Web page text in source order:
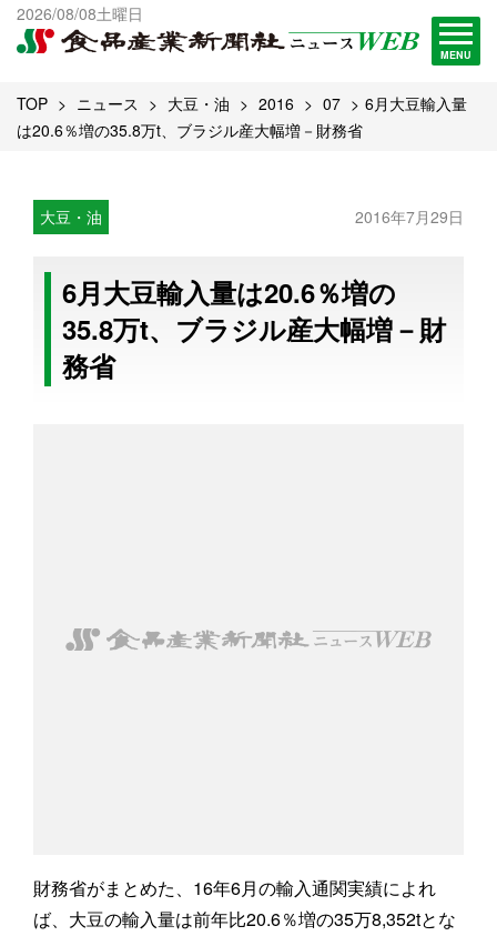
2026/08/08土曜日
MENU
出版物一覧へ
試読・購読申し込み
TOP ニュース 大豆・油 2016 07
6月大豆輸入量
は20.6％増の35.8万t、ブラジル産大幅増－財務省
大豆・油 2016年7月29日
6月大豆輸入量は20.6％増の
35.8万t、ブラジル産大幅増－財
務省
財務省がまとめた、16年6月の輸入通関実績によれ
ば、大豆の輸入量は前年比20.6％増の35万8,352tとな